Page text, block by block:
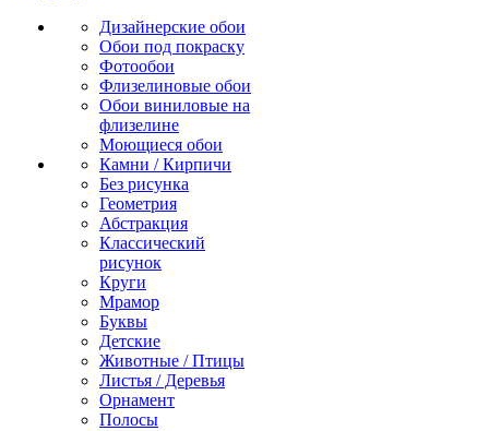
Дизайнерские обои
Обои под покраску
Фотообои
Флизелиновые обои
Обои виниловые на
флизелине
Моющиеся обои
Камни / Кирпичи
Без рисунка
Геометрия
Абстракция
Классический
рисунок
Круги
Мрамор
Буквы
Детские
Животные / Птицы
Листья / Деревья
Орнамент
Полосы